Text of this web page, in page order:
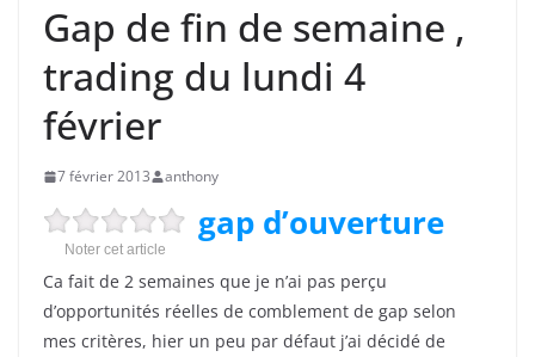
Gap de fin de semaine ,
trading du lundi 4
février
7 février 2013 anthony
Noter cet article
gap d’ouverture
Ca fait de 2 semaines que je n’ai pas perçu
d’opportunités réelles de comblement de gap selon
mes critères, hier un peu par défaut j’ai décidé de